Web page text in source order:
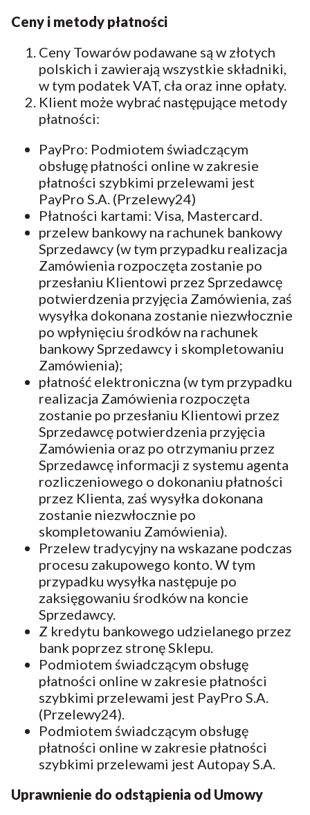
Ceny i metody płatności
Ceny Towarów podawane są w złotych
polskich i zawierają wszystkie składniki,
w tym podatek VAT, cła oraz inne opłaty.
Klient może wybrać następujące metody
płatności:
PayPro: Podmiotem świadczącym
obsługę płatności online w zakresie
płatności szybkimi przelewami jest
PayPro S.A. (Przelewy24)
Płatności kartami: Visa, Mastercard.
przelew bankowy na rachunek bankowy
Sprzedawcy (w tym przypadku realizacja
Zamówienia rozpoczęta zostanie po
przesłaniu Klientowi przez Sprzedawcę
potwierdzenia przyjęcia Zamówienia, zaś
wysyłka dokonana zostanie niezwłocznie
po wpłynięciu środków na rachunek
bankowy Sprzedawcy i skompletowaniu
Zamówienia);
płatność elektroniczna (w tym przypadku
realizacja Zamówienia rozpoczęta
zostanie po przesłaniu Klientowi przez
Sprzedawcę potwierdzenia przyjęcia
Zamówienia oraz po otrzymaniu przez
Sprzedawcę informacji z systemu agenta
rozliczeniowego o dokonaniu płatności
przez Klienta, zaś wysyłka dokonana
zostanie niezwłocznie po
skompletowaniu Zamówienia).
Przelew tradycyjny na wskazane podczas
procesu zakupowego konto. W tym
przypadku wysyłka następuje po
zaksięgowaniu środków na koncie
Sprzedawcy.
Z kredytu bankowego udzielanego przez
bank poprzez stronę Sklepu.
Podmiotem świadczącym obsługę
płatności online w zakresie płatności
szybkimi przelewami jest PayPro S.A.
(Przelewy24).
Podmiotem świadczącym obsługę
płatności online w zakresie płatności
szybkimi przelewami jest Autopay S.A.
Uprawnienie do odstąpienia od Umowy